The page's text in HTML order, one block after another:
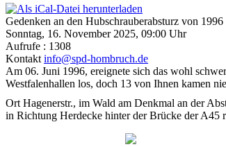
Gedenken an den Hubschrauberabsturz von 1996
Sonntag, 16. November 2025, 09:00 Uhr
Aufrufe : 1308
Kontakt info@spd-hombruch.de
Am 06. Juni 1996, ereignete sich das wohl
Westfalenhallen los, doch 13 von Ihnen kamen
Ort Hagenerstr., im Wald am Denkmal an der
in Richtung Herdecke hinter der Brücke der A45